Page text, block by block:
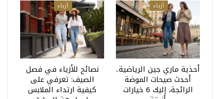
أزياء
أحذية ماري جين الرياضية..
أحدث صيحات الموضة
الرائجة، إليك 6 خيارات
أزياء
نصائح للأزياء في فصل
الصيف: تعرفي على
كيفية ارتداء الملابس